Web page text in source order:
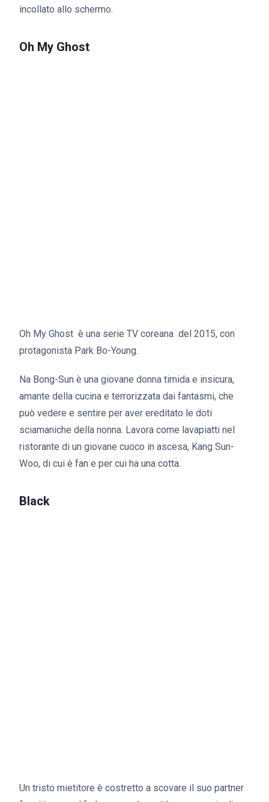
incollato allo schermo.
Oh My Ghost
Oh My Ghost è una serie TV coreana del 2015, con
protagonista Park Bo-Young.
Na Bong-Sun è una giovane donna timida e insicura,
amante della cucina e terrorizzata dai fantasmi, che
può vedere e sentire per aver ereditato le doti
sciamaniche della nonna. Lavora come lavapiatti nel
ristorante di un giovane cuoco in ascesa, Kang Sun-
Woo, di cui è fan e per cui ha una cotta.
Black
Un tristo mietitore è costretto a scovare il suo partner